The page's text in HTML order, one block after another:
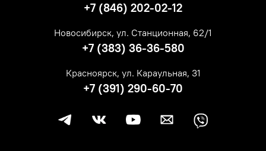
+7 (846) 202-02-12
Новосибирск, ул. Станционная, 62/1
+7 (383) 36-36-580
Красноярск, ул. Караульная, 31
+7 (391) 290-60-70